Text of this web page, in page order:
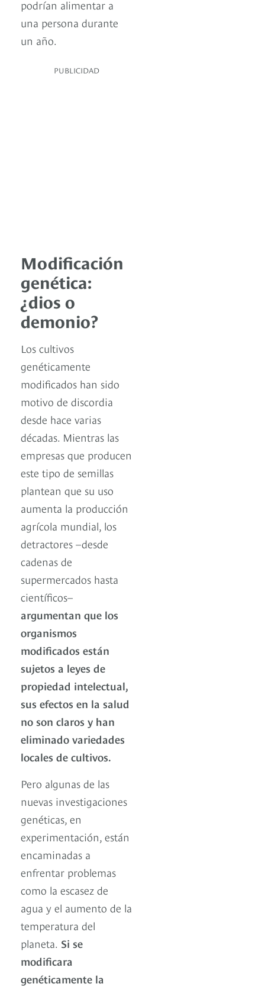
podrían alimentar a
una persona durante
un año.
PUBLICIDAD
Modificación
genética:
¿dios o
demonio?
Los cultivos
genéticamente
modificados han sido
motivo de discordia
desde hace varias
décadas. Mientras las
empresas que producen
este tipo de semillas
plantean que su uso
aumenta la producción
agrícola mundial, los
detractores –desde
cadenas de
supermercados hasta
científicos–
argumentan que los
organismos
modificados están
sujetos a leyes de
propiedad intelectual,
sus efectos en la salud
no son claros y han
eliminado variedades
locales de cultivos.
Pero algunas de las
nuevas investigaciones
genéticas, en
experimentación, están
encaminadas a
enfrentar problemas
como la escasez de
agua y el aumento de la
temperatura del
planeta. Si se
modificara
genéticamente la